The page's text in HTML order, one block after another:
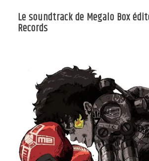
Le soundtrack de Megalo Box
Records